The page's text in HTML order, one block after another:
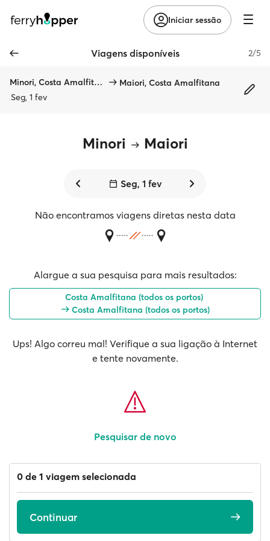
Iniciar sessão
Viagens disponíveis 2/5
Minori, Costa Amalfitana
Maiori, Costa Amalfitana
Seg, 1 fev
Minori Maiori
Seg, 1 fev
Não encontramos viagens diretas nesta data
Alargue a sua pesquisa para mais resultados:
Costa Amalfitana (todos os portos)
Costa Amalfitana (todos os portos)
Ups! Algo correu mal! Verifique a sua ligação à Internet
e tente novamente.
Pesquisar de novo
0 de 1 viagem selecionada
Continuar